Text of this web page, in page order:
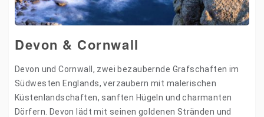
Devon & Cornwall
Devon und Cornwall, zwei bezaubernde Grafschaften im
Südwesten Englands, verzaubern mit malerischen
Küstenlandschaften, sanften Hügeln und charmanten
Dörfern. Devon lädt mit seinen goldenen Stränden und